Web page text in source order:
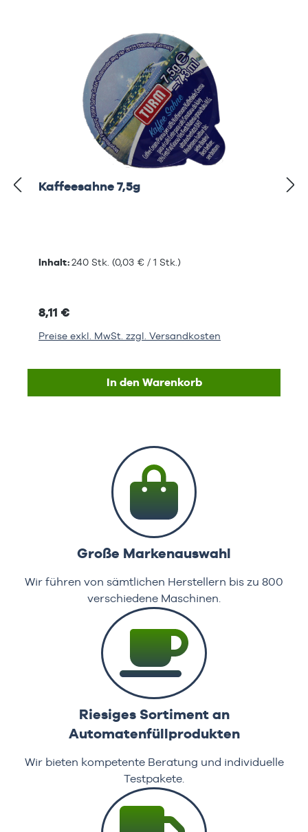
Kaffeesahne 7,5g
Inhalt:240 Stk. (0,03 € / 1 Stk.)
8,11 €
Preise exkl. MwSt. zzgl. Versandkosten
In den Warenkorb
Große Markenauswahl
Wir führen von sämtlichen Herstellern bis zu 800
verschiedene Maschinen.
Riesiges Sortiment an
Automatenfüllprodukten
Wir bieten kompetente Beratung und individuelle
Testpakete.